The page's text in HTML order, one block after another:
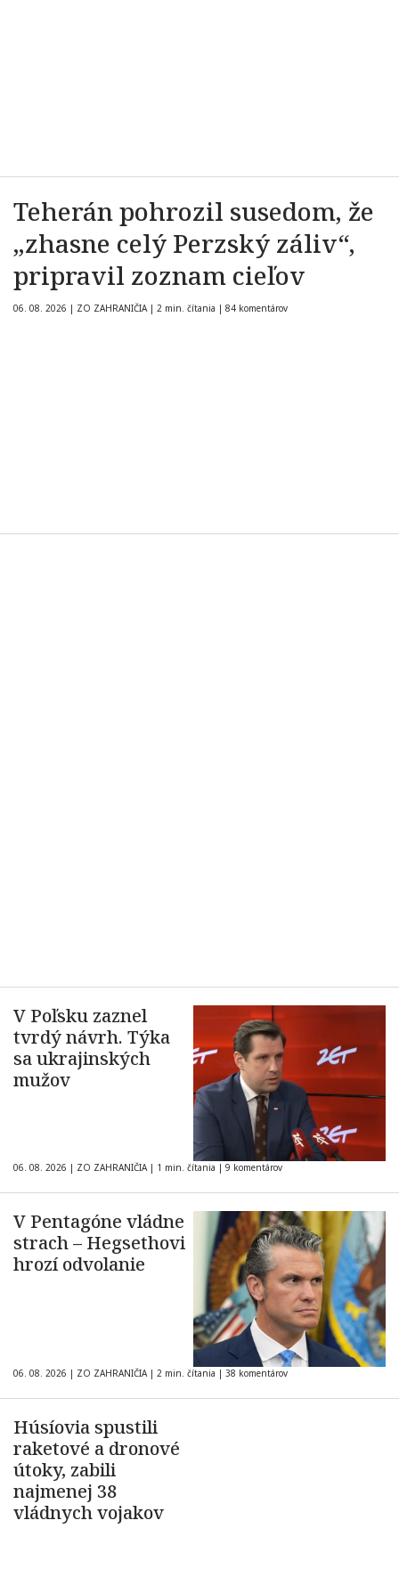
Teherán pohrozil susedom, že
„zhasne celý Perzský záliv“,
pripravil zoznam cieľov
06. 08. 2026 | ZO ZAHRANIČIA | 2 min. čítania | 84 komentárov
V Poľsku zaznel
tvrdý návrh. Týka
sa ukrajinských
mužov
06. 08. 2026 | ZO ZAHRANIČIA | 1 min. čítania | 9 komentárov
V Pentagóne vládne
strach – Hegsethovi
hrozí odvolanie
06. 08. 2026 | ZO ZAHRANIČIA | 2 min. čítania | 38 komentárov
Húsíovia spustili
raketové a dronové
útoky, zabili
najmenej 38
vládnych vojakov